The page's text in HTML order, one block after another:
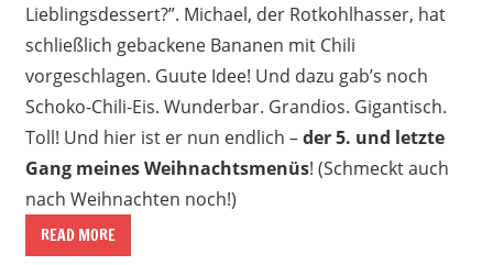
Lieblingsdessert?”. Michael, der Rotkohlhasser, hat
schließlich gebackene Bananen mit Chili
vorgeschlagen. Guute Idee! Und dazu gab’s noch
Schoko-Chili-Eis. Wunderbar. Grandios. Gigantisch.
Toll! Und hier ist er nun endlich –der 5. und letzte
Gang meines Weihnachtsmenüs! (Schmeckt auch
nach Weihnachten noch!)
READ MORE